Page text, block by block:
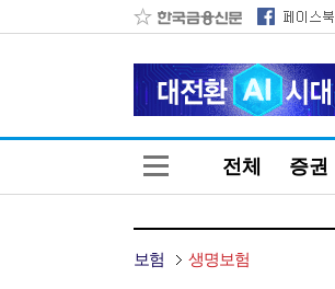
전체 증권
보험 생명보험